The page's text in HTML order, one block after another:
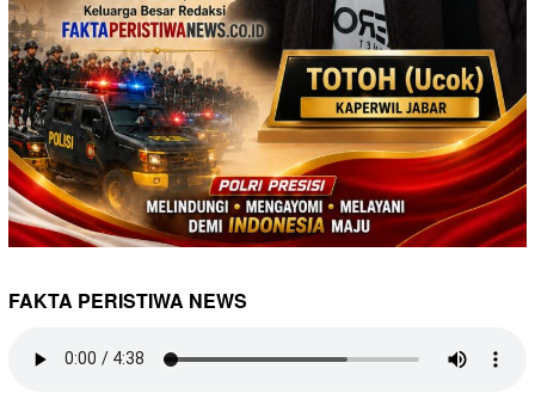
FAKTA PERISTIWA NEWS